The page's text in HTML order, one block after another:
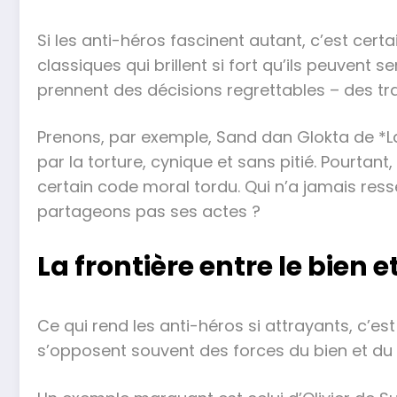
Si les anti-héros fascinent autant, c’est
classiques qui brillent si fort qu’ils peuvent
prennent des décisions regrettables – des
Prenons, par exemple, Sand dan Glokta de
par la torture, cynique et sans pitié.
certain code moral tordu. Qui n’a jamais
partageons pas ses actes ?
La frontière entre le bien
Ce qui rend les anti-héros si attrayants,
s’opposent souvent des forces du bien et